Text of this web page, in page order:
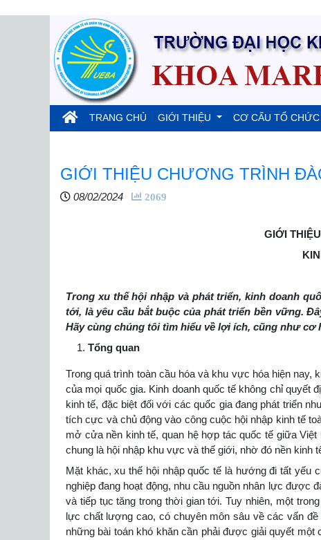
TRANG CHỦ (current)
GIỚI THIỆU CƠ CẤU TỔ CHỨC
GIỚI THIỆU CHƯƠNG TRÌNH
08/02/2024 2069
GIỚI
Trong xu thế hội nhập và phát triển, kinh doanh
tới, là yêu cầu bắt buộc của phát triển bền vững.
Hãy cùng chúng tôi tìm hiểu về lợi ích, cũng như
Tổng quan
Trong quá trình toàn cầu hóa và khu vực hóa hiện
của mọi quốc gia. Kinh doanh quốc tế không chỉ quyết
kinh tế, đặc biệt đối với các quốc gia đang phát triển
tích cực và chủ động vào công cuộc hội nhập kinh tế
mở cửa nền kinh tế, quan hệ hợp tác quốc tế giữa
chung là hội nhập khu vực và thế giới, nhờ đó nền kinh
Mặt khác, xu thế hội nhập quốc tế là hướng đi tất yếu
nghiệp đang hoạt động, nhu cầu nguồn nhân lực được
và tiếp tục tăng trong thời gian tới. Tuy nhiên, một
lực chất lượng cao, có chuyên môn sâu về các vấn
những bài toán khó khăn cần phải được giải quyết